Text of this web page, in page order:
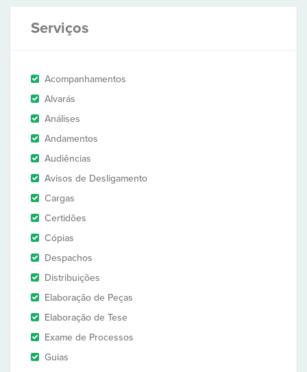
Serviços
Acompanhamentos
Alvarás
Análises
Andamentos
Audiências
Avisos de Desligamento
Cargas
Certidões
Cópias
Despachos
Distribuições
Elaboração de Peças
Elaboração de Tese
Exame de Processos
Guias